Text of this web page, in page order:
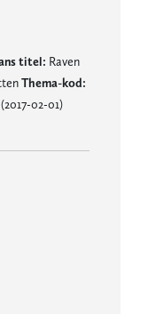
titel: Raven
Thema-kod:
02-01)